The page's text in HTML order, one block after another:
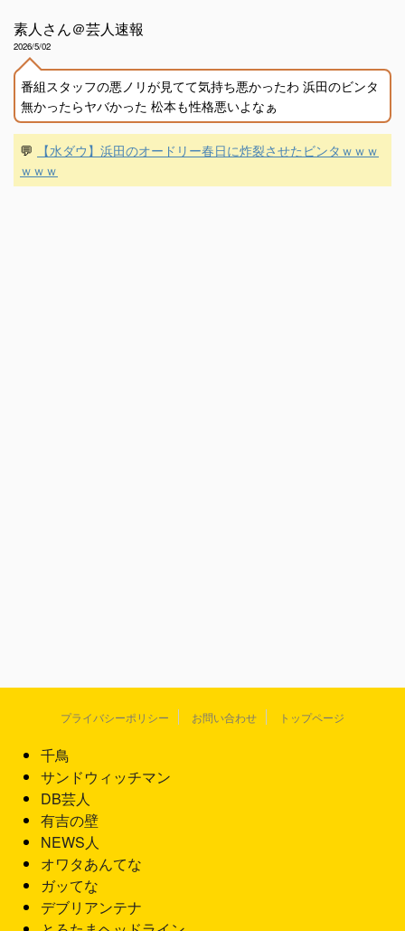
素人さん＠芸人速報
2026/5/02
番組スタッフの悪ノリが見てて気持ち悪かったわ 浜田のビンタ
無かったらヤバかった 松本も性格悪いよなぁ
💬
【水ダウ】浜田のオードリー春日に炸裂させたビンタｗｗｗ
ｗｗｗ
プライバシーポリシー お問い合わせ トップページ
千鳥
サンドウィッチマン
DB芸人
有吉の壁
NEWS人
オワタあんてな
ガッてな
デブリアンテナ